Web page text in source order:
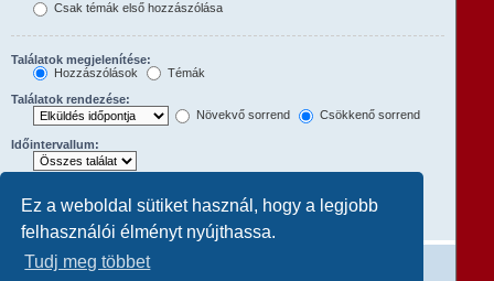
Ez a weboldal sütiket használ, hogy a legjobb
felhasználói élményt nyújthassa.
Tudj meg többet
Csak témák első hozzászólása
Találatok megjelenítése:
Hozzászólások
Témák
Találatok rendezése:
Növekvő sorrend
Csökkenő sorrend
Időintervallum:
A teljes hozzászólás megjelenítéséhez állítsd 0-ra.